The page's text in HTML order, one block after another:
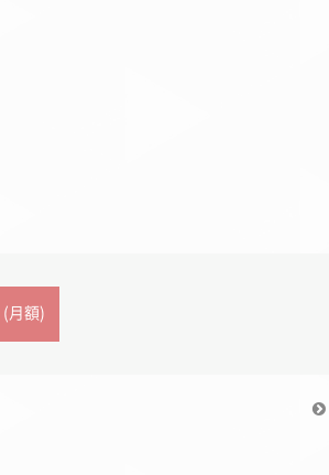
(月額)